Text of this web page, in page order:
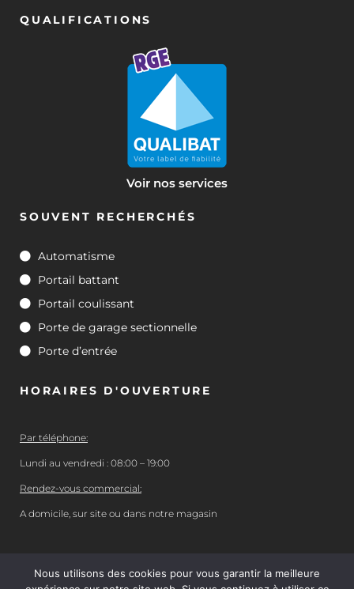
QUALIFICATIONS
Voir nos services
SOUVENT RECHERCHÉS
Automatisme
Portail battant
Portail coulissant
Porte de garage sectionnelle
Porte d’entrée
HORAIRES D'OUVERTURE
Par téléphone:
Lundi au vendredi : 08:00 – 19:00
Rendez-vous commercial:
A domicile, sur site ou dans notre magasin
Nous utilisons des cookies pour vous garantir la meilleure